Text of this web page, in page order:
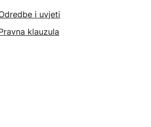
i uvjeti
klauzula